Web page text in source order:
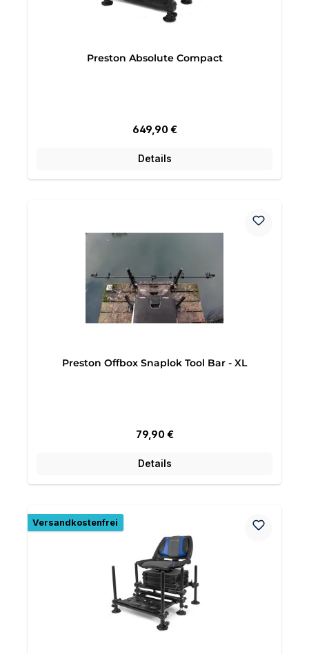
Preston Absolute Compact
Regulärer Preis:
649,90 €
Details
Preston Offbox Snaplok Tool Bar - XL
Regulärer Preis:
79,90 €
Details
Versandkostenfrei